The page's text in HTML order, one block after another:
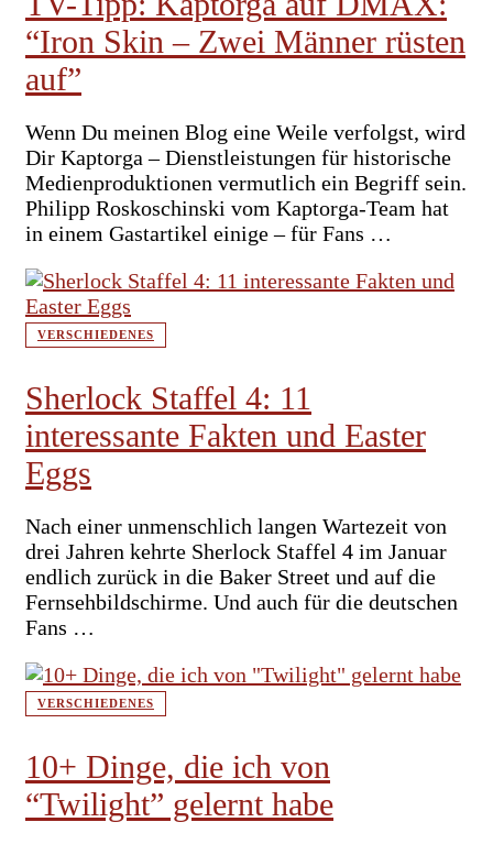
“Iron Skin – Zwei Männer rüsten
auf”
Wenn Du meinen Blog eine Weile verfolgst, wird
Dir Kaptorga – Dienstleistungen für historische
Medienproduktionen vermutlich ein Begriff sein.
Philipp Roskoschinski vom Kaptorga-Team hat
in einem Gastartikel einige – für Fans …
VERSCHIEDENES
Sherlock Staffel 4: 11
interessante Fakten und Easter
Eggs
Nach einer unmenschlich langen Wartezeit von
drei Jahren kehrte Sherlock Staffel 4 im Januar
endlich zurück in die Baker Street und auf die
Fernsehbildschirme. Und auch für die deutschen
Fans …
VERSCHIEDENES
10+ Dinge, die ich von
“Twilight” gelernt habe